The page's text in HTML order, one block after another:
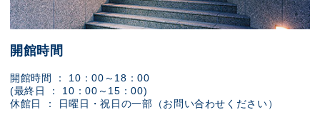
開館時間
開館時間 ： 10：00～18：00
(最終日 ： 10：00～15：00)
休館日 ： 日曜日・祝日の一部（お問い合わせください）